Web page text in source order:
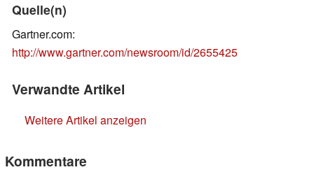
Quelle(n)
Gartner.com:
http://www.gartner.com/newsroom/id/2655425
Verwandte Artikel
Weitere Artikel anzeigen
Kommentare